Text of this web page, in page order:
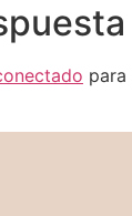
para